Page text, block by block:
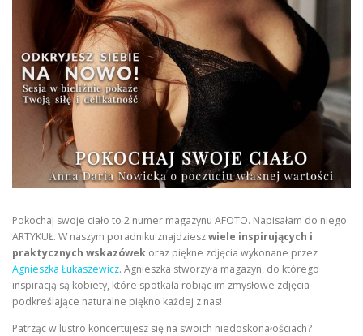
Pokochaj swoje ciało to 2 numer magazynu AFOTO. Napisałam do niego
ARTYKUŁ. W naszym poradniku znajdzieszwiele inspirujących i
praktycznych wskazówek oraz piękne zdjęcia wykonane przez
Agnieszka Łukaszewicz. Agnieszka stworzyła magazyn, do którego
inspiracją są kobiety, które spotkała robiąc im zmysłowe zdjęcia
podkreślające naturalne piękno każdej z nas!
Patrząc w lustro koncertujesz się na swoich niedoskonałościach?